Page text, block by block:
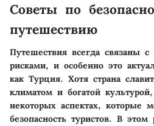
Советы по
путешествию
Путешествия всегда связаны
рисками, и особенно это
как Турция. Хотя страна
климатом и богатой
некоторых аспектах, которые
безопасность туристов. В